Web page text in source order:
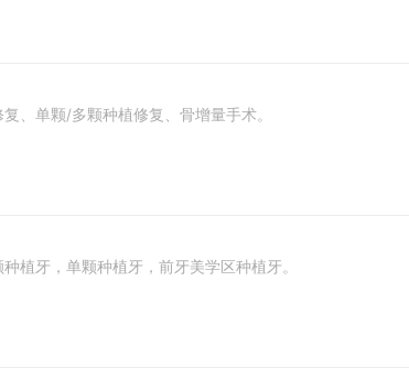
、单颗/多颗种植修复、骨增量手术。
植牙，单颗种植牙，前牙美学区种植牙。